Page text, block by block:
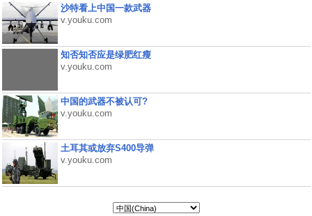
沙特看上中国一款武器
v.youku.com
知否知否应是绿肥红瘦
v.youku.com
中国的武器不被认可?
v.youku.com
土耳其或放弃S400导弹
v.youku.com